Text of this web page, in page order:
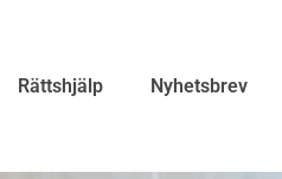
Rättshjälp Nyhetsbrev